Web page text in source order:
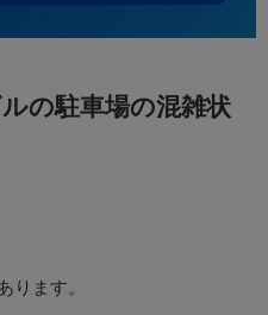
の駐車場の混雑状
ります。